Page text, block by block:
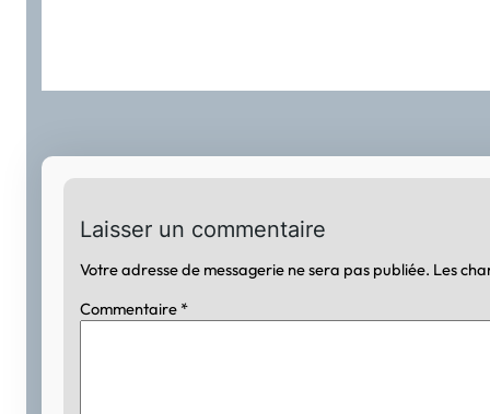
Laisser un commentaire
Votre adresse de messagerie ne sera pas publiée. Les
Commentaire *